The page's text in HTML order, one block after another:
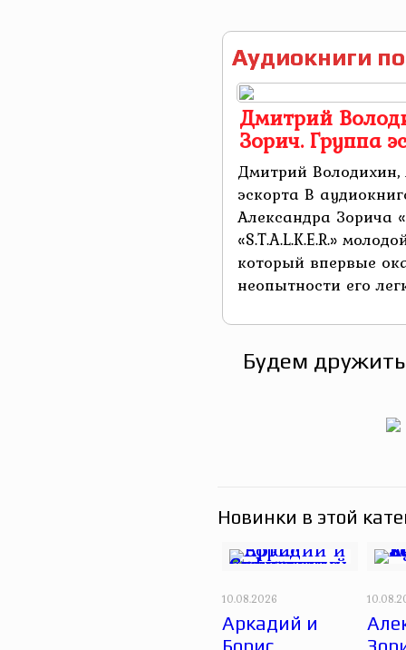
Аудиокниги
Дмитрий
Зорич. Группа
Дмитрий Володихин,
эскорта В
Александра Зорича
«S.T.A.L.K.E.R.»
который впервые
неопытности его
Будем
Новинки в этой
10.08.2026
Аркадий и